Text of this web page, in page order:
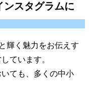
ンスタグラムに
輝く魅力をお伝えす
ています。
ても、多くの中小